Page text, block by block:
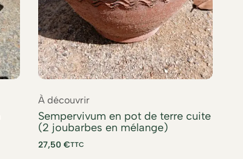
À découvrir
Sempervivum en pot de terre cuite
(2 joubarbes en mélange)
27,50 €TTC